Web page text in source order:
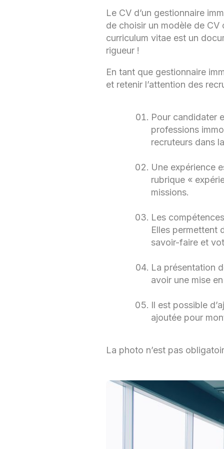
Le CV d’un gestionnaire
de choisir un modèle de CV
curriculum vitae est un
rigueur !
En tant que gestionnaire
et retenir l’attention des
Pour candidater
professions
recruteurs dans
Une expérience
rubrique «
missions.
Les
Elles permettent
savoir-faire et
La présentation
avoir une mise
Il est possible
ajoutée pour
La photo n’est pas